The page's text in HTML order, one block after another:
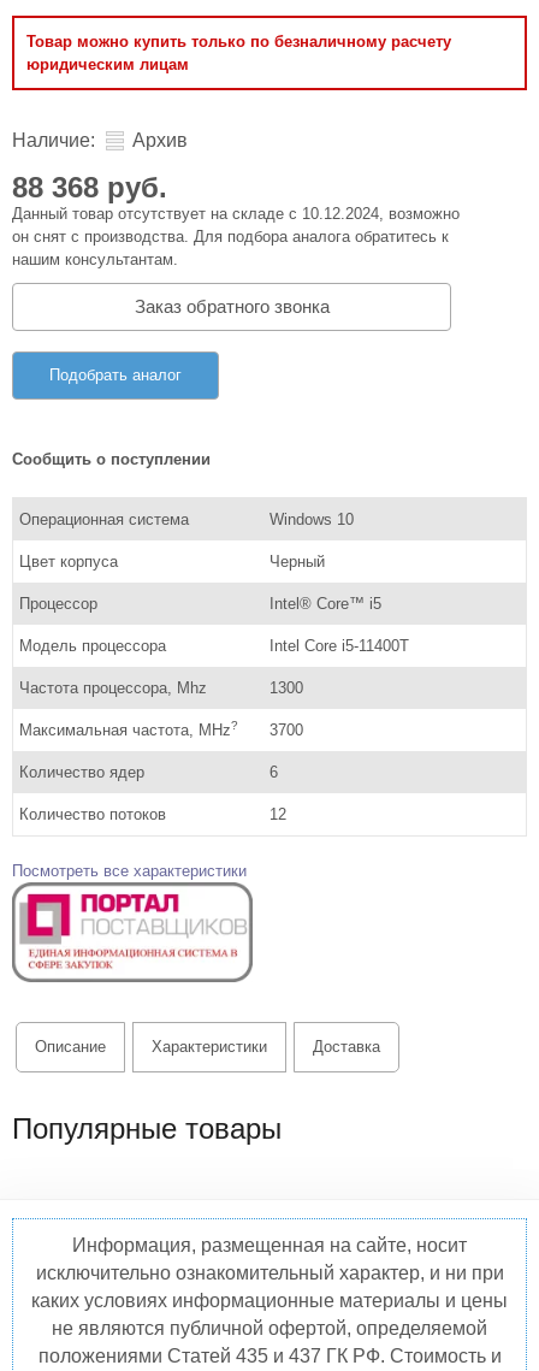
Товар можно купить только по безналичному расчету
юридическим лицам
Наличие: Архив
88 368 руб.
Данный товар отсутствует на складе с 10.12.2024, возможно
он снят с производства. Для подбора аналога обратитесь к
нашим консультантам.
Заказ обратного звонка
Подобрать аналог
Сообщить о поступлении
Операционная система Windows 10
Цвет корпуса Черный
Процессор Intel® Core™ i5
Модель процессора Intel Core i5-11400T
Частота процессора, Mhz 1300
Максимальная частота, MHz? 3700
Количество ядер 6
Количество потоков 12
Посмотреть все характеристики
Описание Характеристики Доставка
Популярные товары
Информация, размещенная на сайте, носит
исключительно ознакомительный характер, и ни при
каких условиях информационные материалы и цены
не являются публичной офертой, определяемой
положениями Статей 435 и 437 ГК РФ. Стоимость и